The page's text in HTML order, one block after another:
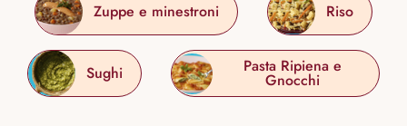
Zuppe e minestroni Riso
Sughi Pasta Ripiena e
Gnocchi